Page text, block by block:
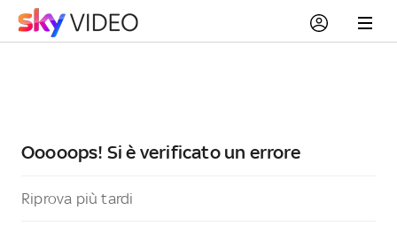
Ooooops! Si è verificato un errore
Riprova più tardi